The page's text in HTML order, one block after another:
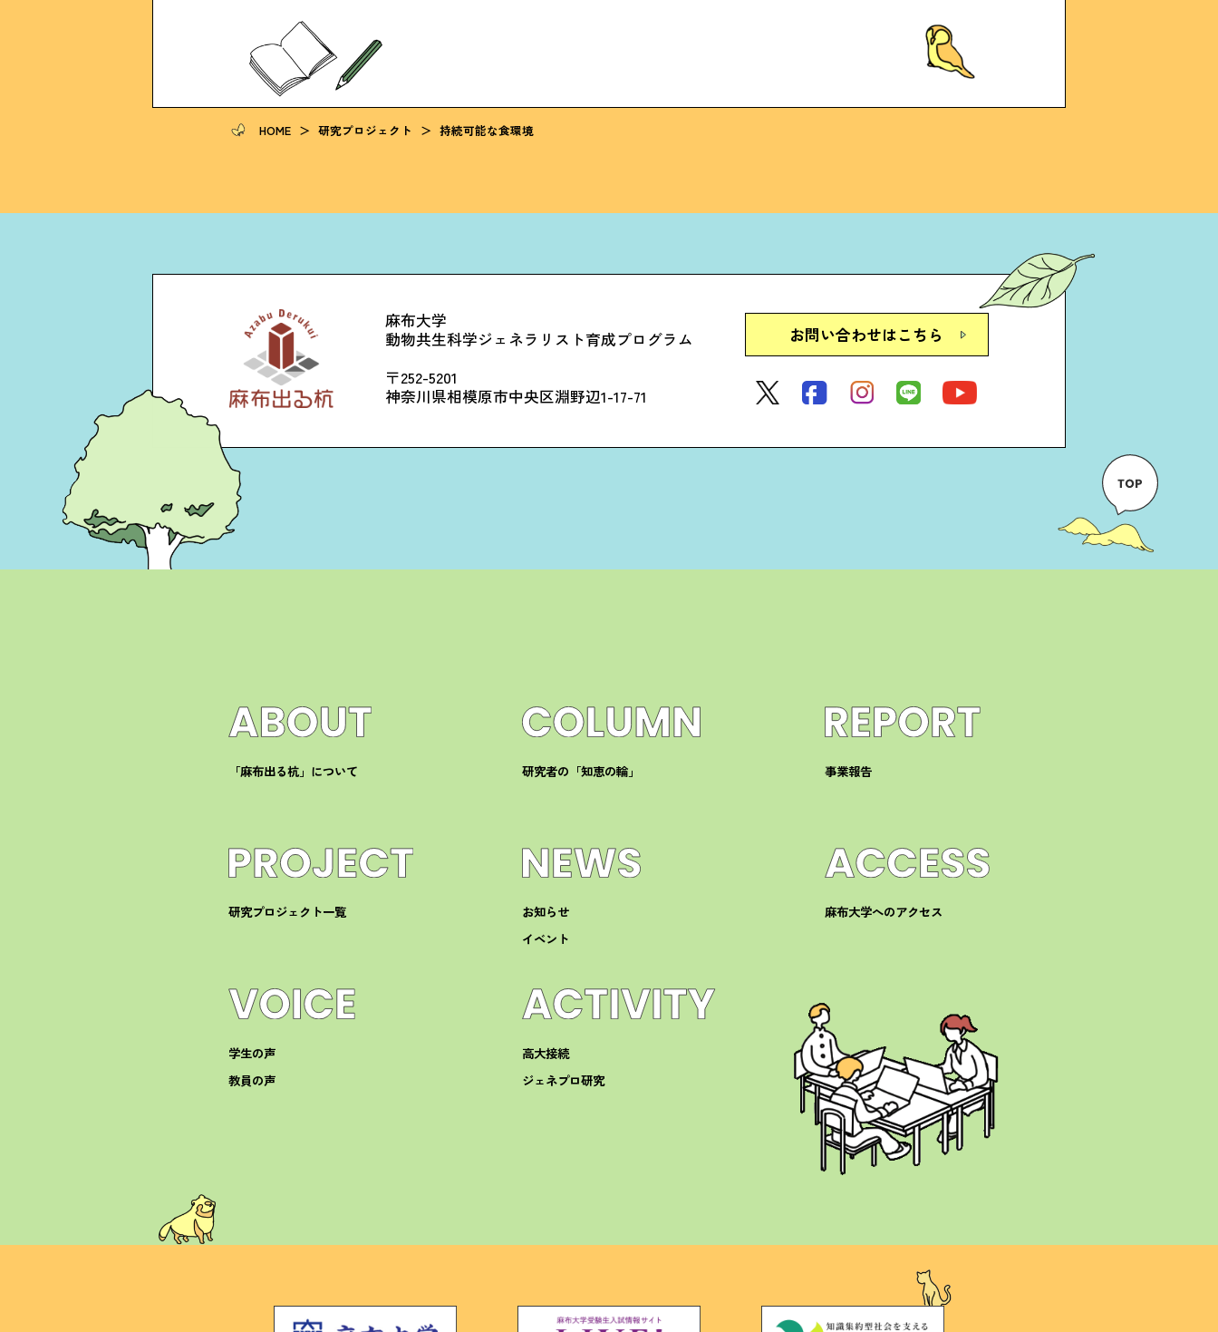
HOME ＞ 研究プロジェクト ＞ 持続可能な食環境
麻布大学
動物共生科学ジェネラリスト育成プログラム
〒252-5201
神奈川県相模原市中央区淵野辺1-17-71
お問い合わせはこちら
「麻布出る杭」について
研究プロジェクト一覧
学生の声
教員の声
研究者の「知恵の輪」
お知らせ
イベント
高大接続
ジェネプロ研究
事業報告
麻布大学へのアクセス